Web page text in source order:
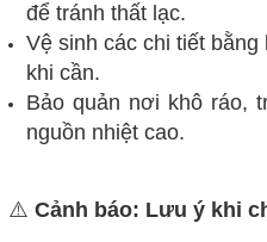
để tránh thất lạc.
Vệ sinh các chi tiết
khi cần.
Bảo quản nơi khô ráo,
nguồn nhiệt cao.
⚠️ Cảnh báo: Lưu ý khi